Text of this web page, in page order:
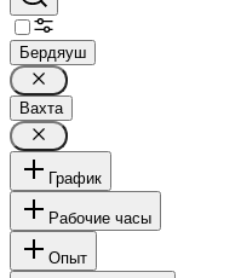
Бердяуш
Вахта
График
Рабочие часы
Опыт